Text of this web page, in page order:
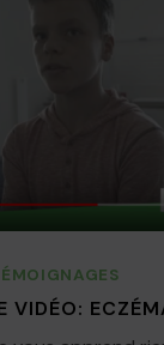
VIDÉO: